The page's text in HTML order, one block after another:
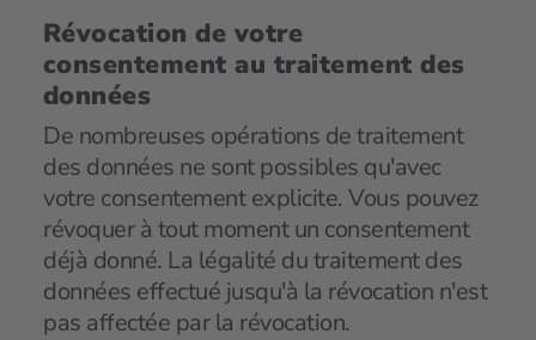
Révocation de votre
consentement au traitement des
données
De nombreuses opérations de traitement
des données ne sont possibles qu'avec
votre consentement explicite. Vous pouvez
révoquer à tout moment un consentement
déjà donné. La légalité du traitement des
données effectué jusqu'à la révocation n'est
pas affectée par la révocation.